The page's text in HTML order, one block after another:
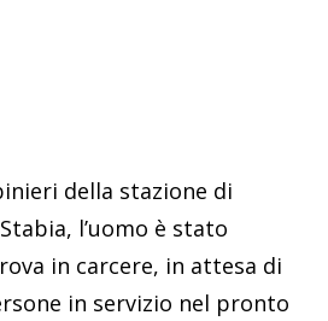
della stazione di
l’uomo è stato
in carcere, in attesa di
in servizio nel pronto